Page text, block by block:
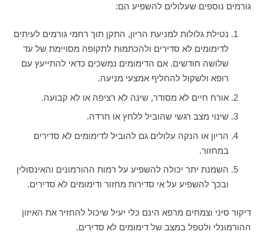
גורמים נוספים שעלולים להשפיע הם:
נטילת גלולות למניעת הריון, התקן תוך רחמי גורמים לעיתים
לדימומים לא סדירים ולהכתמות לתקופה מסויימת של עד
שלושה חודשים. אם הדימומים נמשכים כדאי להתייעץ עם
רופא ולשקול להחליף אמצעי מניעה.
אורח חיים לא מסודר, שינה לא רציפה או לא קבועה.
שינוי מצב רגשי שהוביל ללחץ או חרדה.
הריון או הנקה עלולים גם להוביל לדימומים לא סדירים
במחזור.
השמנת יתר יכולה להשפיע על רמות ההורמונים והאינסולין
ובכך להשפיע על אי סדירות מחזור ודימומים לא סדירים.
דיקור סיני וצמחים מרפא הינם כלי יעיל שיכול להחזיר את האיזון
ההורמונלי ולטפל במצב של דימומים לא סדירים.